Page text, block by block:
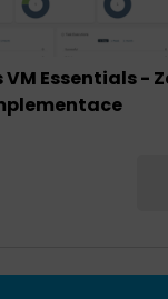
VM Essentials -